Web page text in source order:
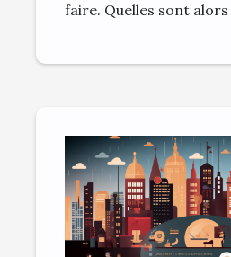
faire. Quelles sont alors